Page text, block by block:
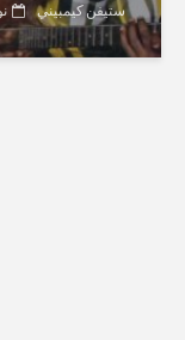
ستيفن كيمبيني